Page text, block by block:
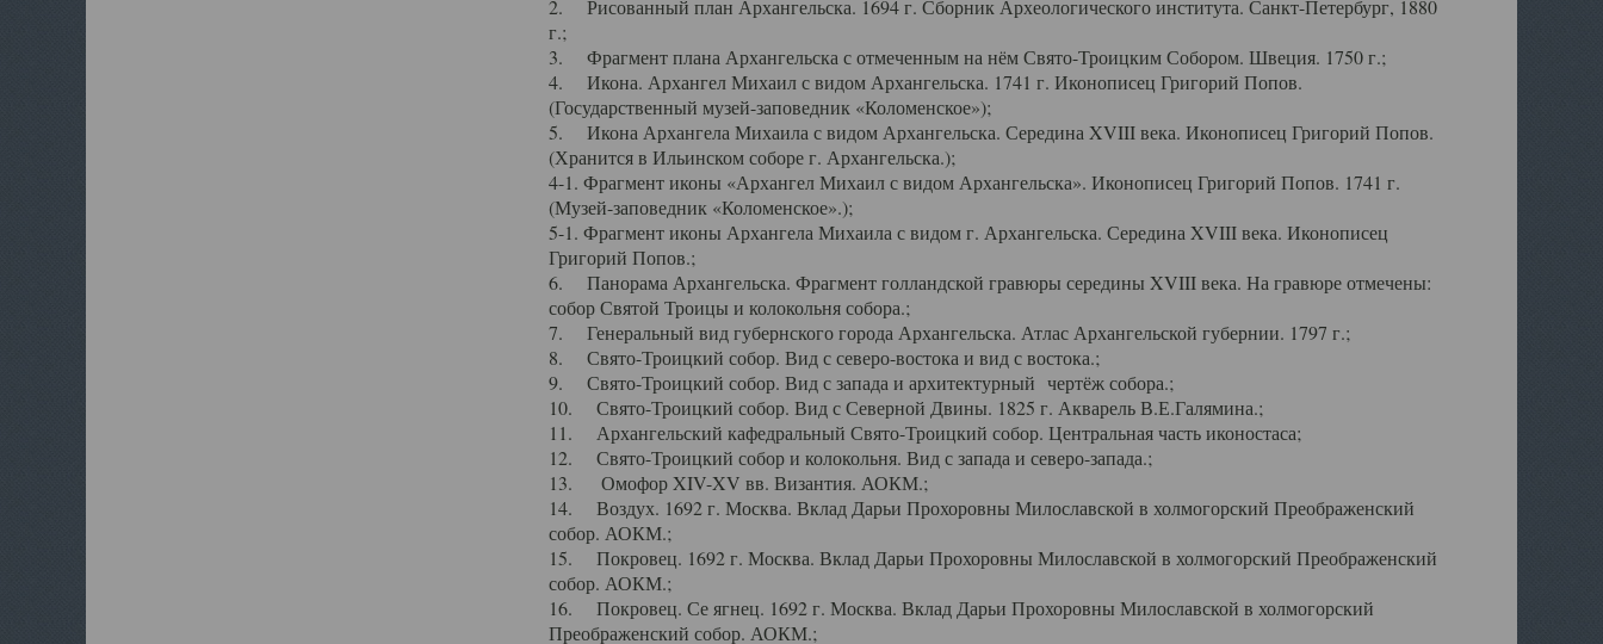
2. Рисованный план Архангельска. 1694 г. Сборник Археологического института. Санкт-Петербург, 1880
г.;
3. Фрагмент плана Архангельска с отмеченным на нём Свято-Троицким Собором. Швеция. 1750 г.;
4. Икона. Архангел Михаил с видом Архангельска. 1741 г. Иконописец Григорий Попов.
(Государственный музей-заповедник «Коломенское»);
5. Икона Архангела Михаила с видом Архангельска. Середина XVIII века. Иконописец Григорий Попов.
(Хранится в Ильинском соборе г. Архангельска.);
4-1. Фрагмент иконы «Архангел Михаил с видом Архангельска». Иконописец Григорий Попов. 1741 г.
(Музей-заповедник «Коломенское».);
5-1. Фрагмент иконы Архангела Михаила с видом г. Архангельска. Середина XVIII века. Иконописец
Григорий Попов.;
6. Панорама Архангельска. Фрагмент голландской гравюры середины XVIII века. На гравюре отмечены:
собор Святой Троицы и колокольня собора.;
7. Генеральный вид губернского города Архангельска. Атлас Архангельской губернии. 1797 г.;
8. Свято-Троицкий собор. Вид с северо-востока и вид с востока.;
9. Свято-Троицкий собор. Вид с запада и архитектурный чертёж собора.;
10. Свято-Троицкий собор. Вид с Северной Двины. 1825 г. Акварель В.Е.Галямина.;
11. Архангельский кафедральный Свято-Троицкий собор. Центральная часть иконостаса;
12. Свято-Троицкий собор и колокольня. Вид с запада и северо-запада.;
13. Омофор XIV-XV вв. Византия. АОКМ.;
14. Воздух. 1692 г. Москва. Вклад Дарьи Прохоровны Милославской в холмогорский Преображенский
собор. АОКМ.;
15. Покровец. 1692 г. Москва. Вклад Дарьи Прохоровны Милославской в холмогорский Преображенский
собор. АОКМ.;
16. Покровец. Се ягнец. 1692 г. Москва. Вклад Дарьи Прохоровны Милославской в холмогорский
Преображенский собор. АОКМ.;